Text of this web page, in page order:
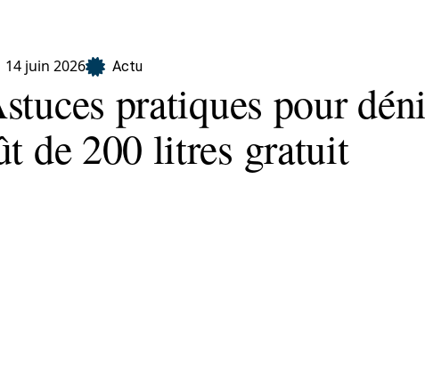
14 juin 2026 Actu
pratiques pour
de 200 litres gratuit